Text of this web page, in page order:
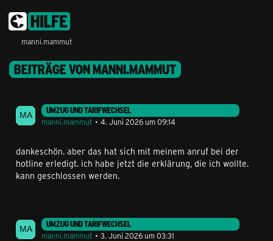
manni.mammut
BEITRÄGE VON MANNI.MAMMUT
UMZUG UND TARIFWECHSEL
manni.mammut
4. Juni 2026 um 09:14
dankeschön. aber das hat sich mit meinem anruf bei der
hotline erledigt. ich habe jetzt die erklärung, die ich wollte.
kann geschlossen werden.
UMZUG UND TARIFWECHSEL
manni.mammut
3. Juni 2026 um 03:31